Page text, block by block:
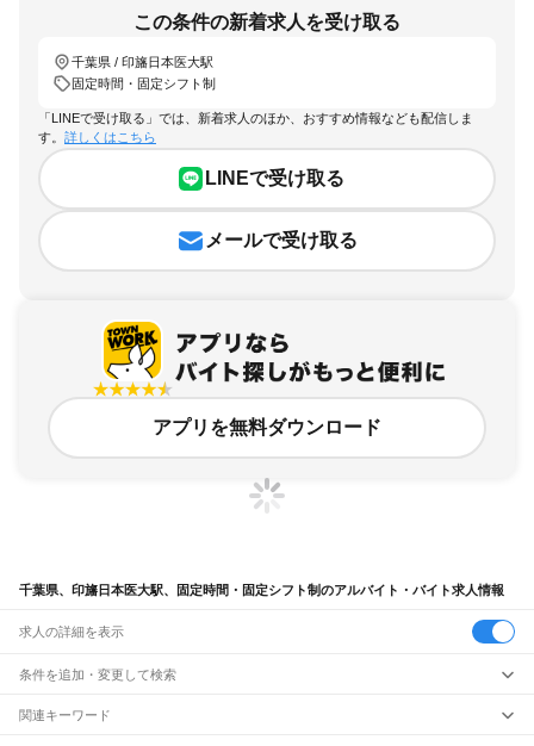
この条件の新着求人を受け取る
千葉県 / 印旛日本医大駅
固定時間・固定シフト制
「LINEで受け取る」では、新着求人のほか、おすすめ情報なども配信しま
す。 詳しくはこちら
LINEで受け取る
メールで受け取る
アプリを無料ダウンロード
千葉県、印旛日本医大駅、固定時間・固定シフト制のアルバイト・バイト求人情報
求人の詳細を表示
条件を追加・変更して検索
市区町村を追加・変更
関連キーワード